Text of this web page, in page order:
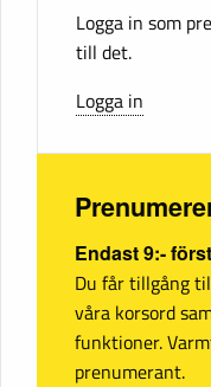
Logga in som
till det.
Logga in
Endast 9:-
Du får tillgång
våra korsord
funktioner.
prenumerant.